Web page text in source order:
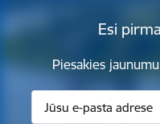
Esi
Piesakies